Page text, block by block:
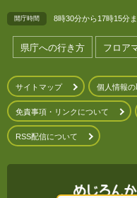
開庁時間 8時30分から17時15分
県庁への行き方 フロア
サイトマップ 個人情報
免責事項・リンクについて
RSS配信について